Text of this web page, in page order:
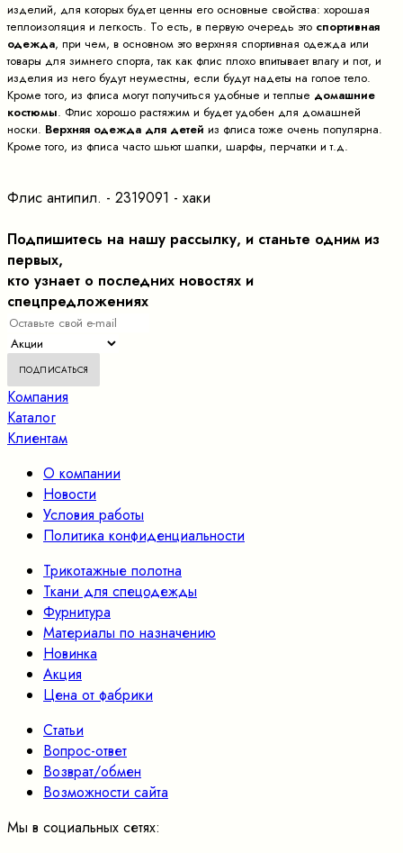
изделий, для которых будет ценны его основные свойства: хорошая
теплоизоляция и легкость. То есть, в первую очередь это спортивная
одежда, при чем, в основном это верхняя спортивная одежда или
товары для зимнего спорта, так как флис плохо впитывает влагу и пот, и
изделия из него будут неуместны, если будут надеты на голое тело.
Кроме того, из флиса могут получиться удобные и теплые домашние
костюмы. Флис хорошо растяжим и будет удобен для домашней
носки. Верхняя одежда для детей из флиса тоже очень популярна.
Кроме того, из флиса часто шьют шапки, шарфы, перчатки и т.д.
Флис антипил. - 2319091 - хаки
Подпишитесь на нашу рассылку, и станьте одним из
первых,
кто узнает о последних новостях и
спецпредложениях
Компания
Каталог
Клиентам
О компании
Новости
Условия работы
Политика конфиденциальности
Трикотажные полотна
Ткани для спецодежды
Фурнитура
Материалы по назначению
Новинка
Акция
Цена от фабрики
Статьи
Вопрос-ответ
Возврат/обмен
Возможности сайта
Мы в социальных сетях: